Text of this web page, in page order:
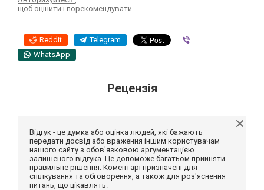
щоб оцінити і порекомендувати
Reddit Telegram
WhatsApp
Рецензія
Відгук - це думка або оцінка людей, які бажають
передати досвід або враження іншим користувачам
нашого сайту з обов'язковою аргументацією
залишеного відгука. Це допоможе багатьом прийняти
правильне рішення. Коментарі призначені для
спілкування та обговорення, а також для роз'яснення
питань, що цікавлять.